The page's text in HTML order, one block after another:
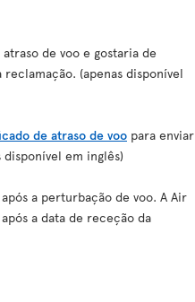
de voo e gostaria de
reclamação. (apenas disponível
de atraso de voo para enviar
disponível em inglês)
a perturbação de voo. A Air
após a data de receção da